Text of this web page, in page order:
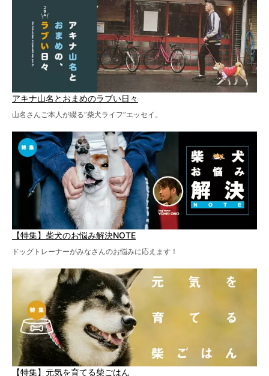
アキナ山名とおまめのラブい日々
山名さんご本人が綴る“柴犬ライフ”エッセイ。
【特集】柴犬のお悩み解決NOTE
ドッグトレーナーがみなさんのお悩みに応えます！
【特集】元気を育てる柴ごはん